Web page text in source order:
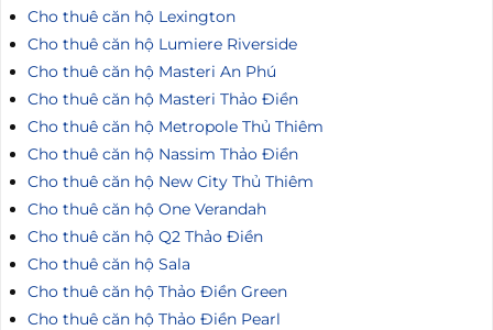
Cho thuê căn hộ Lexington
Cho thuê căn hộ Lumiere Riverside
Cho thuê căn hộ Masteri An Phú
Cho thuê căn hộ Masteri Thảo Điền
Cho thuê căn hộ Metropole Thủ Thiêm
Cho thuê căn hộ Nassim Thảo Điền
Cho thuê căn hộ New City Thủ Thiêm
Cho thuê căn hộ One Verandah
Cho thuê căn hộ Q2 Thảo Điền
Cho thuê căn hộ Sala
Cho thuê căn hộ Thảo Điền Green
Cho thuê căn hộ Thảo Điền Pearl